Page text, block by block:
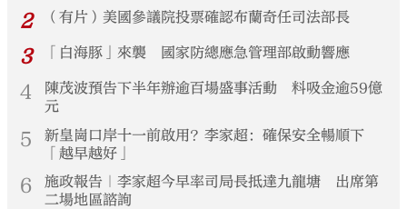
2 （有片）美國參議院投票確認布蘭奇任司法部長
3 「白海豚」來襲 國家防總應急管理部啟動響應
4
陳茂波預告下半年辦逾百場盛事活動 料吸金逾59億
元
5
新皇崗口岸十一前啟用？李家超：確保安全暢順下
「越早越好」
6
施政報告｜李家超今早率司局長抵達九龍塘 出席第
二場地區諮詢